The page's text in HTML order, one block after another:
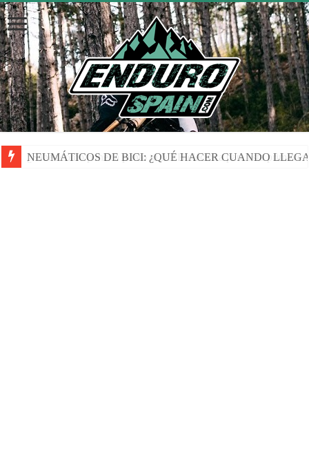
NEUMÁTICOS DE BICI: ¿QUÉ HACER CUANDO